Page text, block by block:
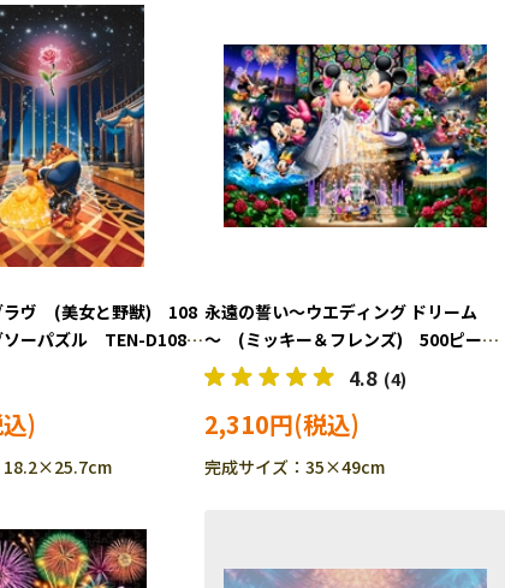
ラヴ (美女と野獣) 108
ーパズル TEN-D108-
18.2×25.7cm
永遠の誓い～ウエディング ドリーム
～ (ミッキー＆フレンズ) 500ピー
ス ジグソーパズル TEN-D500-
4.8 (4)
2,310円
完成サイズ：35×49cm